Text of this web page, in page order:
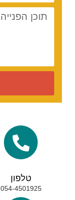
טלפון
054-4501925